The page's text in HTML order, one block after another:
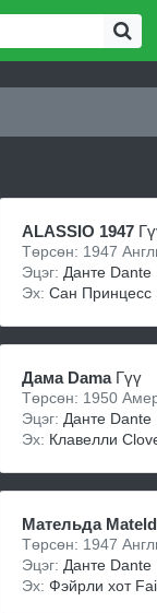
ALASSIO 1947
Төрсөн: 1947
Эцэг: Данте Dante
Эх:Сан Принцесс
Дама DamaГүү
Төрсөн: 1950
Эцэг: Данте Dante
Эх: Клавелли
Мательда
Төрсөн: 1947
Эцэг: Данте Dante
Эх:Фэйрли хот